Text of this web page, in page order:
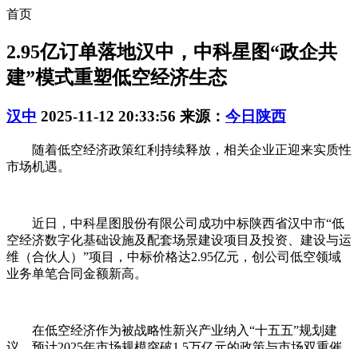
首页
2.95亿订单落地汉中，中科星图“政企共
建”模式重塑低空经济生态
汉中 2025-11-12 20:33:56 来源： 今日陕西
随着低空经济政策红利持续释放，相关企业正迎来实质性
市场机遇。
近日，中科星图股份有限公司成功中标陕西省汉中市“低
空经济数字化基础设施及配套场景建设项目及投资、建设与运
维（合伙人）”项目，中标价格达2.95亿元，创公司低空领域
业务单笔合同金额新高。
在低空经济作为被战略性新兴产业纳入“十五五”规划建